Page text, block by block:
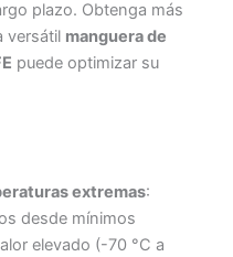
plazo. Obtenga más
versátil manguera de
puede optimizar su
extremas:
desde mínimos
elevado (-70 °C a